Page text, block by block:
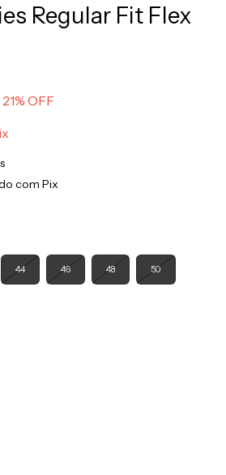
Regular Fit Flex
21% OFF
com Pix
44 46 48 50